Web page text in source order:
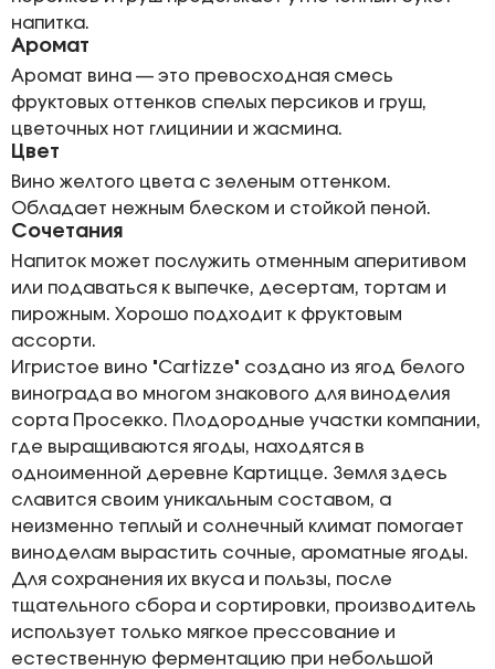
напитка.
Аромат
Аромат вина — это превосходная смесь
фруктовых оттенков спелых персиков и груш,
цветочных нот глицинии и жасмина.
Цвет
Вино желтого цвета с зеленым оттенком.
Обладает нежным блеском и стойкой пеной.
Сочетания
Напиток может послужить отменным аперитивом
или подаваться к выпечке, десертам, тортам и
пирожным. Хорошо подходит к фруктовым
ассорти.
Игристое вино "Cartizze" создано из ягод белого
винограда во многом знакового для виноделия
сорта Просекко. Плодородные участки компании,
где выращиваются ягоды, находятся в
одноименной деревне Картицце. Земля здесь
славится своим уникальным составом, а
неизменно теплый и солнечный климат помогает
виноделам вырастить сочные, ароматные ягоды.
Для сохранения их вкуса и пользы, после
тщательного сбора и сортировки, производитель
использует только мягкое прессование и
естественную ферментацию при небольшой